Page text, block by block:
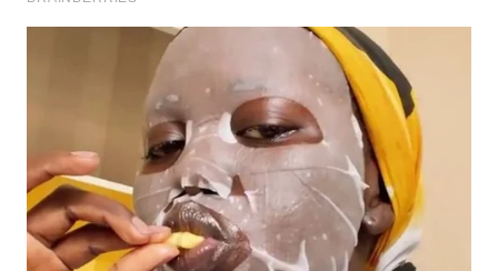
WN
KARAWANG
WN
BEKASI